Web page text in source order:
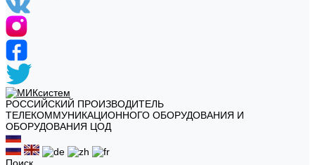
РОССИЙСКИЙ ПРОИЗВОДИТЕЛЬ
ТЕЛЕКОММУНИКАЦИОННОГО ОБОРУДОВАНИЯ И
ОБОРУДОВАНИЯ ЦОД